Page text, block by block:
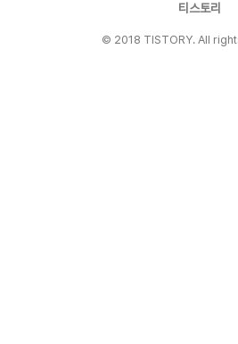
티스토리
© 2018 TISTORY. All